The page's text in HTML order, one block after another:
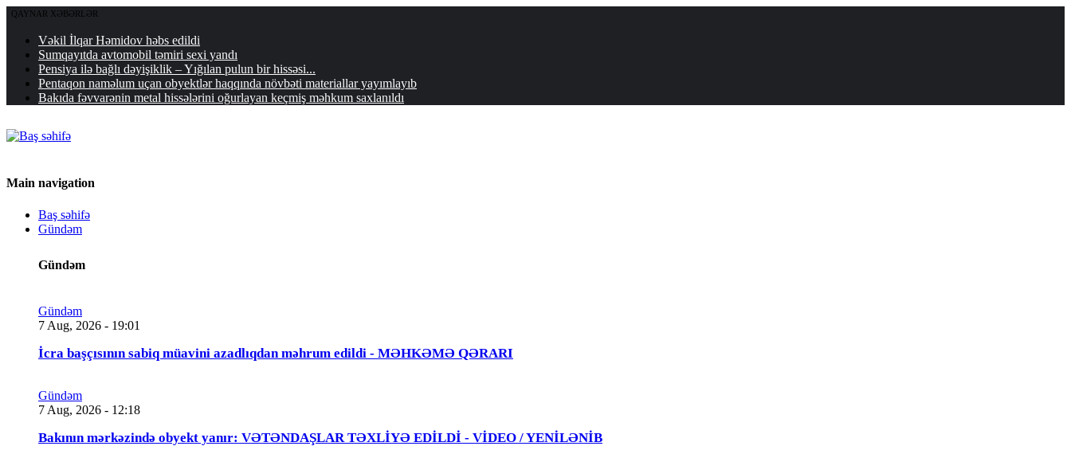
QAYNAR XƏBƏRLƏR
Vəkil İlqar Həmidov həbs edildi
Sumqayıtda avtomobil təmiri sexi yandı
Pensiya ilə bağlı dəyişiklik – Yığılan pulun bir hissəsi...
Pentaqon naməlum uçan obyektlər haqqında növbəti materiallar yayımlayıb
Bakıda fəvvarənin metal hissələrini oğurlayan keçmiş məhkum saxlanıldı
Main navigation
Baş səhifə
Gündəm
Gündəm
Gündəm
7 Aug, 2026 - 19:01
İcra başçısının sabiq müavini azadlıqdan məhrum edildi - MƏHKƏMƏ QƏRARI
Gündəm
7 Aug, 2026 - 12:18
Bakının mərkəzində obyekt yanır: VƏTƏNDAŞLAR TƏXLİYƏ EDİLDİ - VİDEO / YENİLƏNİB